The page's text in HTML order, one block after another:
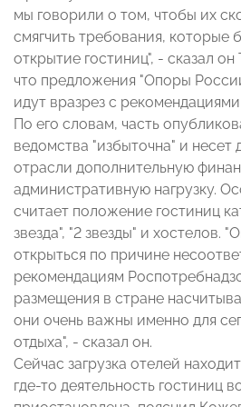
мы говорили о том, чтобы их
смягчить требования, которые
открытие гостиниц", - сказал
что предложения "Опоры
идут вразрез с
По его словам, часть
ведомства "избыточна" и несет
отрасли дополнительную
административную нагрузку.
считает положение гостиниц
звезда", "2 звезды" и хостелов.
открыться по причине
рекомендациям
размещения в стране
они очень важны именно для
отдыха", - сказал он.
Сейчас загрузка отелей
где-то деятельность гостиниц